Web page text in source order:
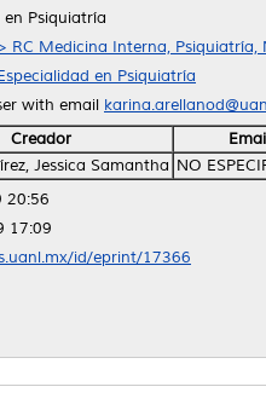
en Psiquiatría
RC Medicina Interna, Psiquiatría,
en Psiquiatría
with email
Creador
Jessica Samantha NO
20:56
17:09
id/eprint/17366